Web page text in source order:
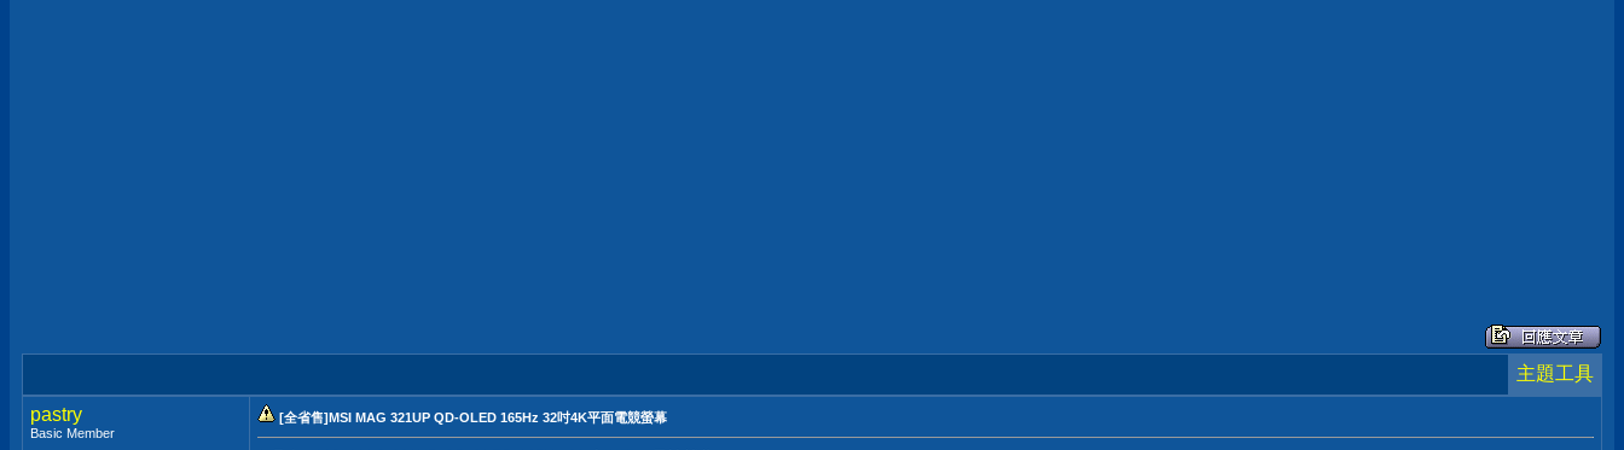
主題工具
pastry
Basic Member
[全省售]MSI MAG 321UP QD-OLED 165Hz 32吋4K平面電競螢幕